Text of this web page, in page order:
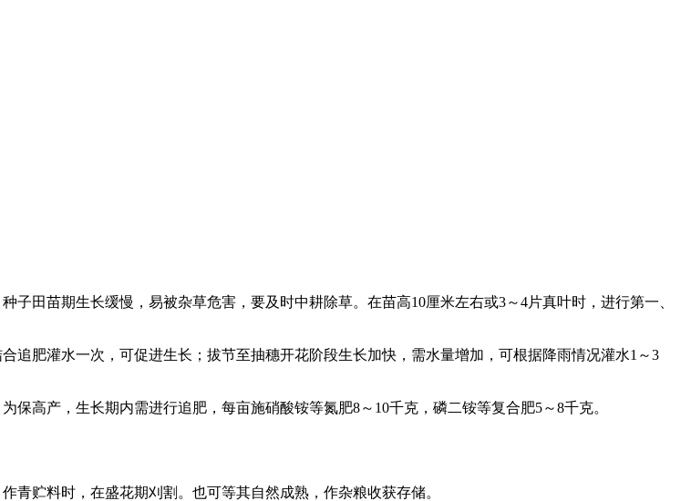
田苗期生长缓慢，易被杂草危害，要及时中耕除草。在苗高10厘米左右或3～4片真叶时，进行第一、
追肥灌水一次，可促进生长；拔节至抽穗开花阶段生长加快，需水量增加，可根据降雨情况灌水1～3
高产，生长期内需进行追肥，每亩施硝酸铵等氮肥8～10千克，磷二铵等复合肥5～8千克。
青贮料时，在盛花期刈割。也可等其自然成熟，作杂粮收获存储。